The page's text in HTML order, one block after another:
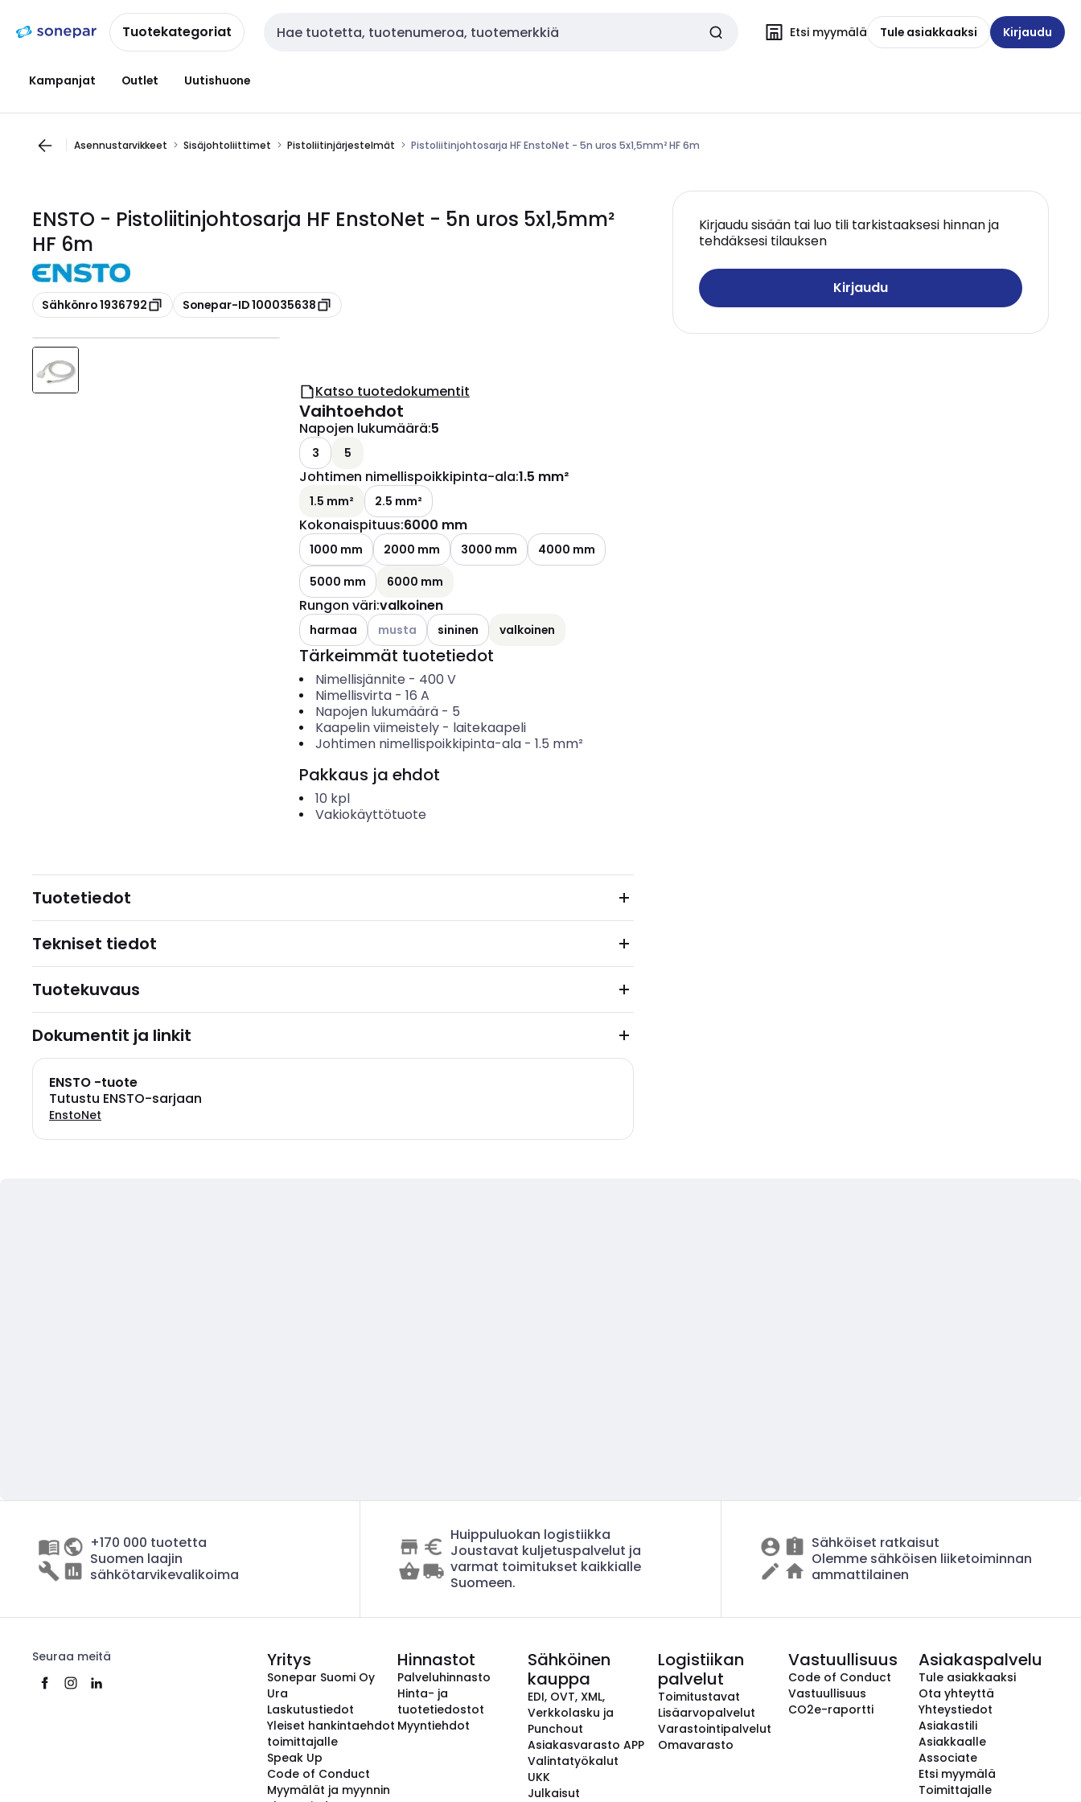
navigointiinsisältöönTuotekategoriat Haku Etsi myymälä Tule asiakkaaksi Kirjaudu
Kampanjat Outlet Uutishuone
Asennustarvikkeet Sisäjohtoliittimet Pistoliitinjärjestelmät Pistoliitinjohtosarja HF EnstoNet - 5n uros 5x1,5mm² HF 6m
ENSTO - Pistoliitinjohtosarja HF EnstoNet - 5n uros 5x1,5mm²
HF 6m
Kopioi
Sähkönro 1936792 Kopioi
Sonepar-ID 100035638
Kirjaudu sisään tai luo tili tarkistaaksesi hinnan ja
tehdäksesi tilauksen
Kirjaudu
Katso tuotedokumentit
Vaihtoehdot
Napojen lukumäärä:5
3 5
Johtimen nimellispoikkipinta-ala:1.5 mm²
1.5 mm² 2.5 mm²
Kokonaispituus:6000 mm
1000 mm 2000 mm 3000 mm
4000 mm
5000 mm
6000 mm
Rungon väri:valkoinen
harmaa Katso käytettävissä olevat vaihtoehdot
musta sininen valkoinen
Tärkeimmät tuotetiedot
Nimellisjännite - 400 V
Nimellisvirta- 16 A
Napojen lukumäärä- 5
Kaapelin viimeistely- laitekaapeli
Johtimen nimellispoikkipinta-ala- 1.5 mm²
Pakkaus ja ehdot
10 kpl
Vakiokäyttötuote
Tuotetiedot
Tekniset tiedot
Tuotekuvaus
Dokumentit ja linkit
ENSTO -tuote
Tutustu ENSTO-sarjaan
EnstoNet
+170 000 tuotetta
Suomen laajin
sähkötarvikevalikoima
Huippuluokan logistiikka
Joustavat kuljetuspalvelut ja
varmat toimitukset kaikkialle
Suomeen.
Sähköiset ratkaisut
Olemme sähköisen liiketoiminnan
ammattilainen
Seuraa meitä Yritys
Sonepar Suomi Oy
Ura
Laskutustiedot
Yleiset hankintaehdot
toimittajalle
Speak Up
Code of Conduct
Myymälät ja myynnin
Hinnastot
Palveluhinnasto
Hinta- ja
tuotetiedostot
Myyntiehdot
Sähköinen
kauppa
EDI, OVT, XML,
Verkkolasku ja
Punchout
Asiakasvarasto APP
Valintatyökalut
UKK
Julkaisut
Logistiikan
palvelut
Toimitustavat
Lisäarvopalvelut
Varastointipalvelut
Omavarasto
Vastuullisuus
Code of Conduct
Vastuullisuus
CO2e-raportti
Asiakaspalvelu
Tule asiakkaaksi
Ota yhteyttä
Yhteystiedot
Asiakastili
Asiakkaalle
Associate
Etsi myymälä
Toimittajalle